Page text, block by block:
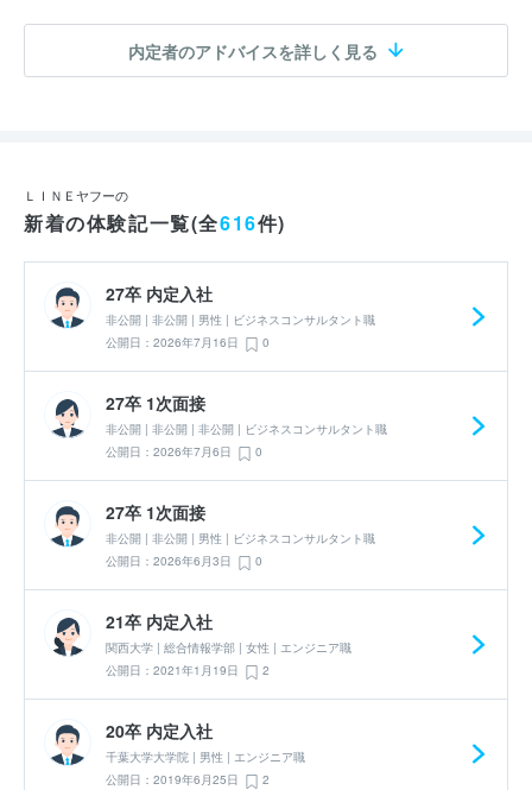
内定者のアドバイスを詳しく見る
ＬＩＮＥヤフーの
新着の体験記一覧(全616件)
27卒 内定入社
非公開 | 非公開 | 男性 | ビジネスコンサルタント職
公開日：2026年7月16日
0
27卒 1次面接
非公開 | 非公開 | 非公開 | ビジネスコンサルタント職
公開日：2026年7月6日
0
27卒 1次面接
非公開 | 非公開 | 男性 | ビジネスコンサルタント職
公開日：2026年6月3日
0
21卒 内定入社
関西大学 | 総合情報学部 | 女性 | エンジニア職
公開日：2021年1月19日
2
20卒 内定入社
千葉大学大学院 | 男性 | エンジニア職
公開日：2019年6月25日
2